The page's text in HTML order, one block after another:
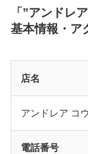
「”アンドレ
基本情報・ア
店名
アンドレア コ
電話番号